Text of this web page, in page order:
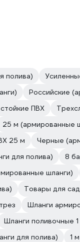
полива)
Российские
ПВХ
25 м (армированные
25 м
Черные
для полива)
8
шланги)
Товары для
Шланги
Шланги поливочные
для полива)
1